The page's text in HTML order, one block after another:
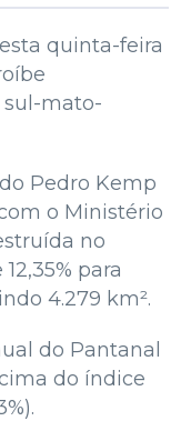
quinta-feira
mato-
Pedro Kemp
o Ministério
no
para
4.279 km².
do Pantanal
do índice